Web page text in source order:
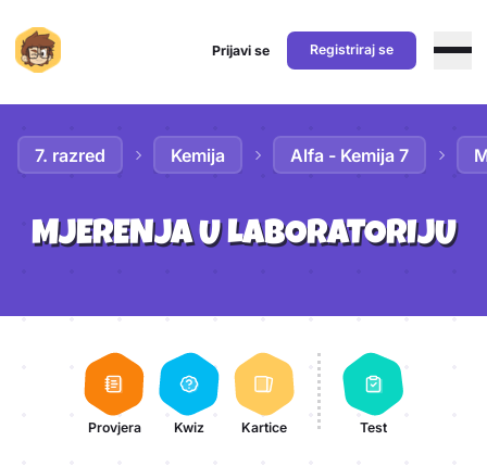
Prijavi se Registriraj se
7. razred Kemija Alfa - Kemija 7
MJERENJA U LABORATORIJU
Aktivnosti lekcije
Provjera Kwiz Kartice Test